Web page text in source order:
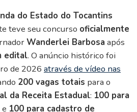
do Estado do Tocantins
teve seu concurso oficialmente
Wanderlei Barbosa após
edital. O anúncio histórico foi
de 2026 através de vídeo nas
200 vagas totais para o
da Receita Estadual: 100 para
e 100 para cadastro de